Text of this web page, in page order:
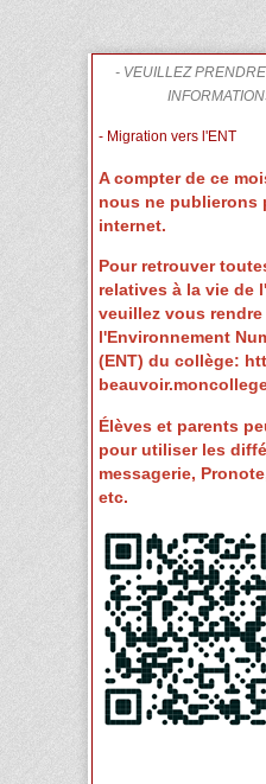
- VEUILLEZ
- Migration vers l'ENT
A compter de ce
nous ne publierons
internet.
Pour retrouver
relatives à la vie de
veuillez vous
l'Environnement
(ENT) du collège:
Élèves et parents
pour utiliser les
messagerie,
etc.